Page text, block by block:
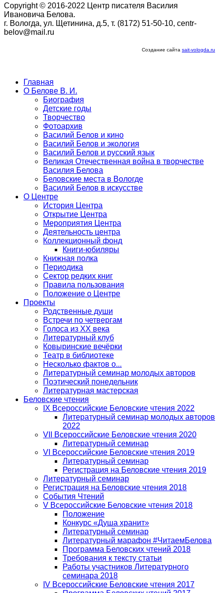
Copyright © 2016-2022 Центр писателя Василия
Ивановича Белова.
г. Вологда, ул. Щетинина, д.5, т. (8172) 51-50-10, centr-
belov@mail.ru
Создание сайта sait-vologda.ru
Главная
О Белове В. И.
Биография
Детские годы
Творчество
Фотоархив
Василий Белов и кино
Василий Белов и экология
Василий Белов и русский язык
Великая Отечественная война в творчестве
Василия Белова
Беловские места в Вологде
Василий Белов в искусстве
О Центре
История Центра
Открытие Центра
Мероприятия Центра
Деятельность центра
Коллекционный фонд
Книги-юбиляры
Книжная полка
Периодика
Сектор редких книг
Правила пользования
Положение о Центре
Проекты
Родственные души
Встречи по четвергам
Голоса из ХХ века
Литературный клуб
Ковыринские вечёрки
Театр в библиотеке
Несколько фактов о...
Литературный семинар молодых авторов
Поэтический понедельник
Литературная мастерская
Беловские чтения
IX Всероссийские Беловские чтения 2022
Литературный семинар молодых авторов
2022
VII Всероссийские Беловские чтения 2020
Литературный семинар
VI Всероссийские Беловские чтения 2019
Литературный семинар
Регистрация на Беловские чтения 2019
Литературный семинар
Регистрация на Беловские чтения 2018
События Чтений
V Всероссийские Беловские чтения 2018
Положение
Конкурс «Душа хранит»
Литературный семинар
Литературный марафон #ЧитаемБелова
Программа Беловских чтений 2018
Требования к тексту статьи
Работы участников Литературного
семинара 2018
IV Всероссийские Беловские чтения 2017